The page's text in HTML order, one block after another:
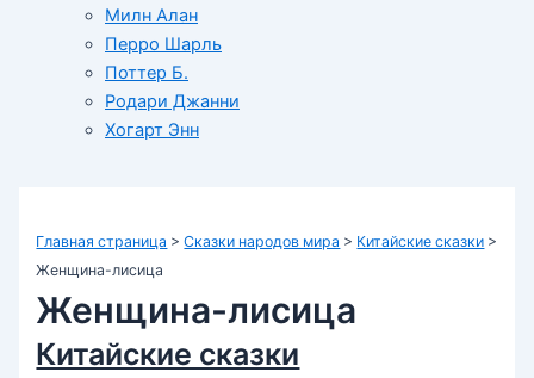
Милн Алан
Перро Шарль
Поттер Б.
Родари Джанни
Хогарт Энн
Главная страница >Сказки народов мира > Китайские сказки >
Женщина-лисица
Женщина-лисица
Китайские сказки